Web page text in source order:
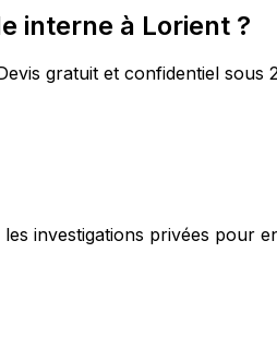
interne à Lorient ?
gratuit et confidentiel sous
investigations privées pour